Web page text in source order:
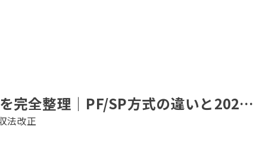
完全整理｜PF/SP方式の違いと202…
法改正